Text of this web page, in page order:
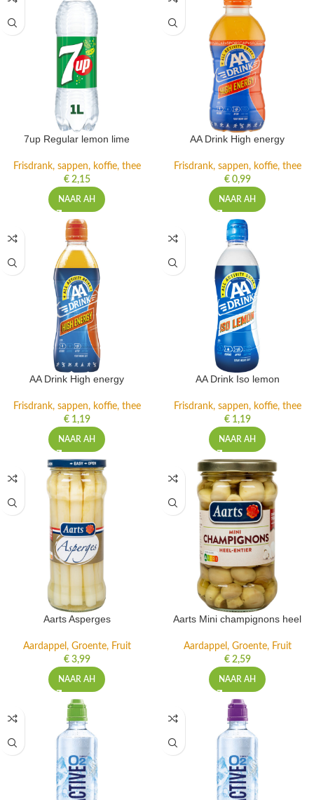
7up Regular lemon lime
Frisdrank, sappen, koffie, thee
€2,15
NAAR AH
AA Drink High energy
Frisdrank, sappen, koffie, thee
€0,99
NAAR AH
AA Drink High energy
Frisdrank, sappen, koffie, thee
€1,19
NAAR AH
AA Drink Iso lemon
Frisdrank, sappen, koffie, thee
€1,19
NAAR AH
Aarts Asperges
Aardappel, Groente, Fruit
€3,99
NAAR AH
Aarts Mini champignons heel
Aardappel, Groente, Fruit
€2,59
NAAR AH